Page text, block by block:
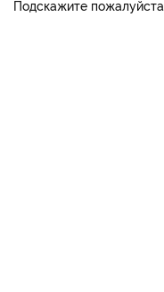
Подскажите пожалуйста